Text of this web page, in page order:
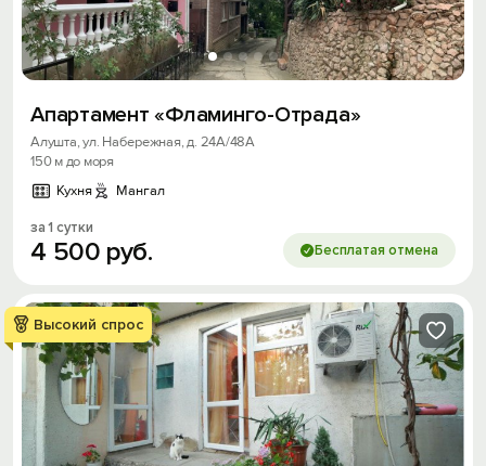
Апартамент «Фламинго-Отрада»
Алушта, ул. Набережная, д. 24А/48А
150 м до моря
Кухня
Мангал
за 1 сутки
4 500 руб. Бесплатая отмена
Высокий спрос